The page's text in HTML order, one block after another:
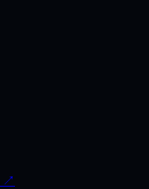
↗